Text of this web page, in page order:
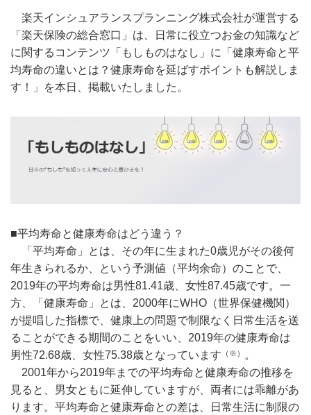
楽天インシュアランスプランニング株式会社が運営する
「楽天保険の総合窓口」は、日常に役立つお金の知識など
に関するコンテンツ「もしものはなし」に「健康寿命と平
均寿命の違いとは？健康寿命を延ばすポイントも解説しま
す！」を本日、掲載いたしました。
■平均寿命と健康寿命はどう違う？
「平均寿命」とは、その年に生まれた0歳児がその後何
年生きられるか、という予測値（平均余命）のことで、
2019年の平均寿命は男性81.41歳、女性87.45歳です。一
方、「健康寿命」とは、2000年にWHO（世界保健機関）
が提唱した指標で、健康上の問題で制限なく日常生活を送
ることができる期間のことをいい、2019年の健康寿命は
男性72.68歳、女性75.38歳となっています （※）
。
2001年から2019年までの平均寿命と健康寿命の推移を
見ると、男女ともに延伸していますが、両者には乖離があ
ります。平均寿命と健康寿命との差は、日常生活に制限の